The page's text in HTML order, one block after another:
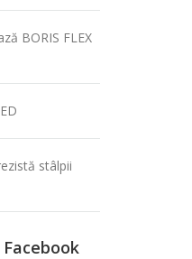
BORIS FLEX
stâlpii